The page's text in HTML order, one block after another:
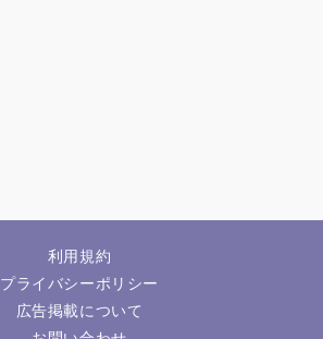
利用規約
プライバシーポリシー
広告掲載について